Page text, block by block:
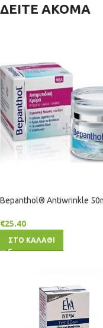
ΔΕΙΤΕ ΑΚΟΜΑ
Bepanthol® Antiwrinkle
€25.40
ΣΤΟ ΚΑΛΑΘΙ